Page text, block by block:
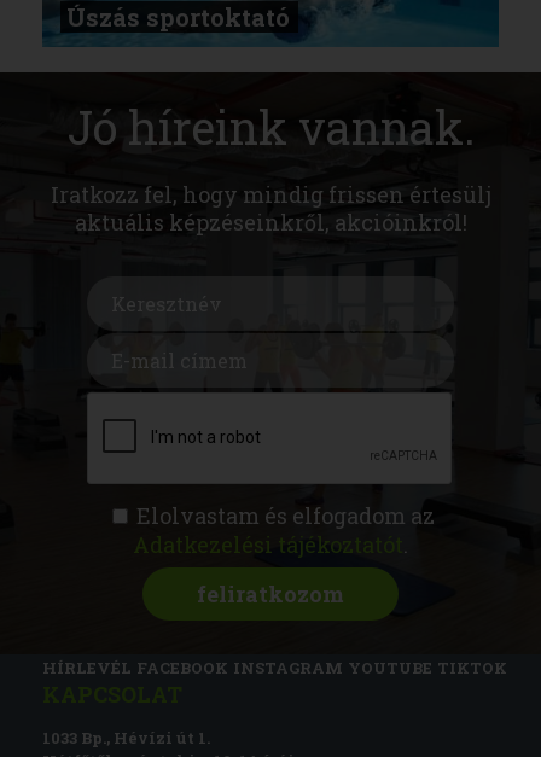
Úszás sportoktató
Jó híreink vannak.
Iratkozz fel, hogy mindig frissen értesülj
aktuális képzéseinkről, akcióinkról!
Elolvastam és elfogadom az
Adatkezelési tájékoztatót .
FITNESS AKADÉMIA
RÓLUNK MAGAZIN
CSATLAKOZZ
HÍRLEVÉL FACEBOOK INSTAGRAM YOUTUBE TIKTOK
1033 Bp., Hévízi út 1.